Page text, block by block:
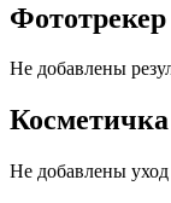
Фототрекер
Не добавлены
Косметичка
Не добавлены уход